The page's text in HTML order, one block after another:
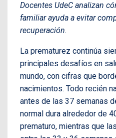
Docentes UdeC analizan
familiar ayuda a evitar
recuperación.
La prematurez continúa
principales desafíos en
mundo, con cifras que
nacimientos. Todo recién
antes de las 37 semanas
normal dura alrededor de
prematuro, mientras que